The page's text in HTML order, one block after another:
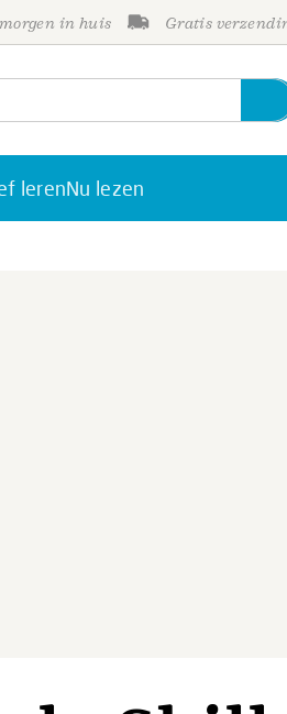
in huis Gratis
lerenNu lezen